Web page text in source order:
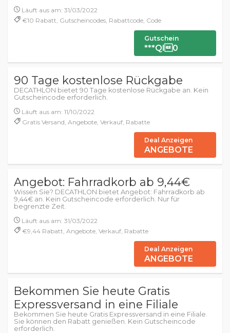
Läuft aus am: 31/03/2022
€10 Rabatt, Gutscheincodes, Rabattcode, Code
Gutschein
***Ql0
90 Tage kostenlose Rückgabe
DECATHLON bietet 90 Tage kostenlose Rückgabe an. Kein
Gutscheincode erforderlich.
Läuft aus am: 11/10/2022
Gratis Versand, Angebote, Verkauf, Rabatte
Deal Anzeigen
ANGEBOTE
Angebot: Fahrradkorb ab 9,44€
Wissen Sie? DECATHLON bietet Angebot: Fahrradkorb ab
9,44€ an. Kein Gutscheincode erforderlich. Nur für
begrenzte Zeit.
Läuft aus am: 31/03/2022
€9,44 Rabatt, Angebote, Verkauf, Rabatte
Deal Anzeigen
ANGEBOTE
Bekommen Sie heute Gratis
Expressversand in eine Filiale
Bekommen Sie heute Gratis Expressversand in eine Filiale.
Sie können den Rabatt genießen. Kein Gutscheincode
erforderlich.